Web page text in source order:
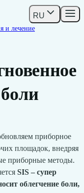
RU
и лечение
приборное
площадок, внедряя
приборные методы.
SIS – супер
облегчение боли,